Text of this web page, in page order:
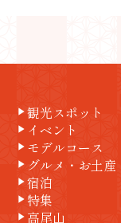
play_arrow観光スポット
play_arrow イベント
play_arrow モデルコース
play_arrow グルメ・お土産
play_arrow宿泊
play_arrow 特集
play_arrow 高尾山